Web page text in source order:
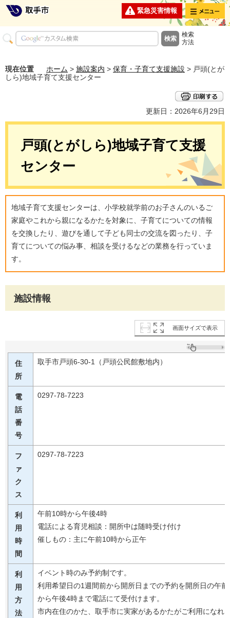
緊急災害情報 メニュー
検索
方法
現在位置 ホーム > 施設案内 > 保育・子育て支援施設 > 戸頭(とが
しら)地域子育て支援センター
更新日：2026年6月29日
戸頭(とがしら)地域子育て支援
センター
地域子育て支援センターは、小学校就学前のお子さんのいるご
家庭やこれから親になるかたを対象に、子育てについての情報
を交換したり、遊びを通して子ども同士の交流を図ったり、子
育てについての悩み事、相談を受けるなどの業務を行っていま
す。
施設情報
画面サイズで表示
住
所
取手市戸頭6-30-1（戸頭公民館敷地内）
電
話
番
号
0297-78-7223
フ
ァ
ク
ス
0297-78-7223
利
用
時
間
午前10時から午後4時
電話による育児相談：開所中は随時受け付け
催しもの：主に午前10時から正午
利
用
方
法
イベント時のみ予約制です。
利用希望日の1週間前から開所日までの予約を開所日の午
から午後4時まで電話にて受付けます。
市内在住のかた、取手市に実家があるかたがご利用になれ